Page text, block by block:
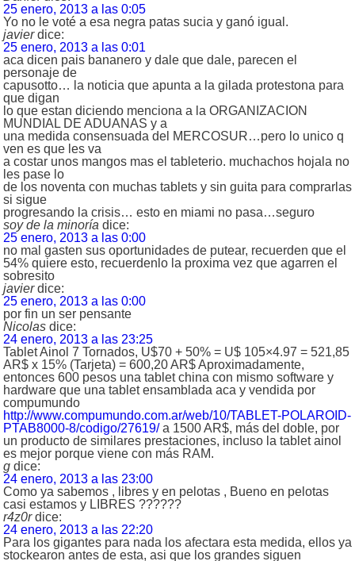
25 enero, 2013 a las 0:05
Yo no le voté a esa negra patas sucia y ganó igual.
javier dice:
25 enero, 2013 a las 0:01
aca dicen pais bananero y dale que dale, parecen el
personaje de
capusotto… la noticia que apunta a la gilada protestona para
que digan
lo que estan diciendo menciona a la ORGANIZACION
MUNDIAL DE ADUANAS y a
una medida consensuada del MERCOSUR…pero lo unico q
ven es que les va
a costar unos mangos mas el tableterio. muchachos hojala no
les pase lo
de los noventa con muchas tablets y sin guita para comprarlas
si sigue
progresando la crisis… esto en miami no pasa…seguro
soy de la minoría dice:
25 enero, 2013 a las 0:00
no mal gasten sus oportunidades de putear, recuerden que el
54% quiere esto, recuerdenlo la proxima vez que agarren el
sobresito
javier dice:
25 enero, 2013 a las 0:00
por fin un ser pensante
Nicolas dice:
24 enero, 2013 a las 23:25
Tablet Ainol 7 Tornados, U$70 + 50% = U$ 105×4.97 = 521,85
AR$ x 15% (Tarjeta) = 600,20 AR$ Aproximadamente,
entonces 600 pesos una tablet china con mismo software y
hardware que una tablet ensamblada aca y vendida por
compumundo
http://www.compumundo.com.ar/web/10/TABLET-POLAROID-
PTAB8000-8/codigo/27619/a 1500 AR$, más del doble, por
un producto de similares prestaciones, incluso la tablet ainol
es mejor porque viene con más RAM.
g dice:
24 enero, 2013 a las 23:00
Como ya sabemos , libres y en pelotas , Bueno en pelotas
casi estamos y LIBRES ??????
r4z0r dice:
24 enero, 2013 a las 22:20
Para los gigantes para nada los afectara esta medida, ellos ya
stockearon antes de esta, asi que los grandes siguen